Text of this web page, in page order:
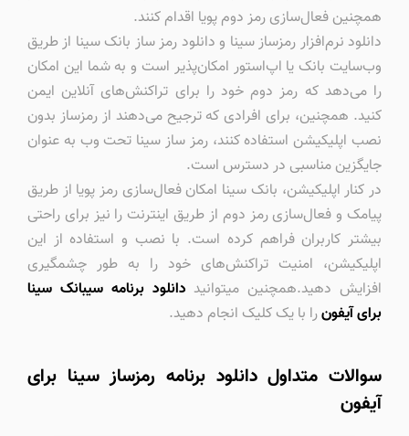
همچنین فعال‌سازی رمز دوم پویا اقدام کنند.
دانلود نرم‌افزار رمزساز سینا و دانلود رمز ساز بانک سینا از طریق
وب‌سایت بانک یا اپ‌استور امکان‌پذیر است و به شما این امکان
را می‌دهد که رمز دوم خود را برای تراکنش‌های آنلاین ایمن
کنید. همچنین، برای افرادی که ترجیح می‌دهند از رمزساز بدون
نصب اپلیکیشن استفاده کنند، رمز ساز سینا تحت وب به عنوان
جایگزین مناسبی در دسترس است.
در کنار اپلیکیشن، بانک سینا امکان فعال‌سازی رمز پویا از طریق
پیامک و فعال‌سازی رمز دوم از طریق اینترنت را نیز برای راحتی
بیشتر کاربران فراهم کرده است. با نصب و استفاده از این
اپلیکیشن، امنیت تراکنش‌های خود را به طور چشمگیری
افزایش دهید.همچنین میتوانید دانلود برنامه سیبانک سینا
برای آیفونرا با یک کلیک انجام دهید.
سوالات متداول دانلود برنامه رمزساز سینا برای
آیفون